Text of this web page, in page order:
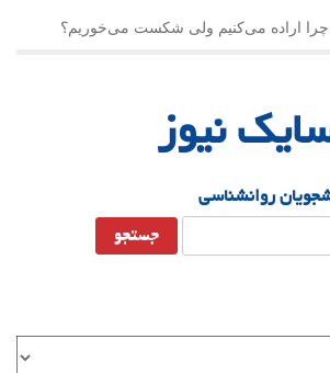
چرا اراده می‌کنیم ولی شکست می‌خوریم؟
نیوز
روانشناسی